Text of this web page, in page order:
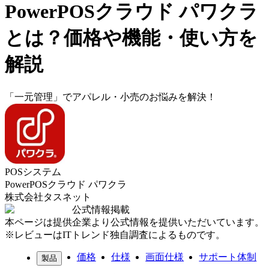
PowerPOSクラウド パワクラ
とは？価格や機能・使い方を
解説
「一元管理」でアパレル・小売のお悩みを解決！
POSシステム
PowerPOSクラウド パワクラ
株式会社タスネット
公式情報掲載
本ページは提供企業より公式情報を提供いただいています。
※レビューはITトレンド独自調査によるものです。
製品 価格 仕様 画面仕様 サポート体制